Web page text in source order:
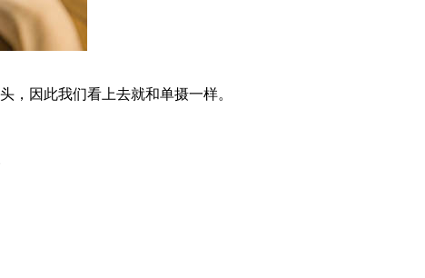
因此我们看上去就和单摄一样。